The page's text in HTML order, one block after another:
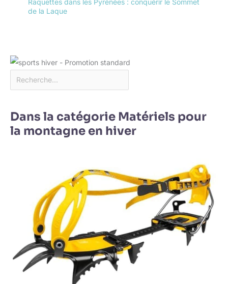
de la Laque
Dans la catégorie Matériels pour
la montagne en hiver